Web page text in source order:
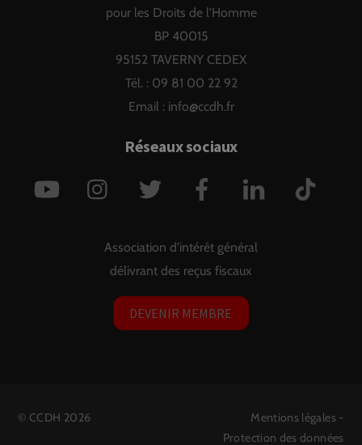
pour les Droits de l'Homme
BP 40015
95152 TAVERNY CEDEX
Tél. : 09 81 00 22 92
Email : info@ccdh.fr
Réseaux sociaux
YouTube Instagram Twitter Facebook LinkedIn
Association d'intérêt général
délivrant des reçus fiscaux
DEVENIR MEMBRE
© CCDH 2026 Mentions légales -
Protection des données